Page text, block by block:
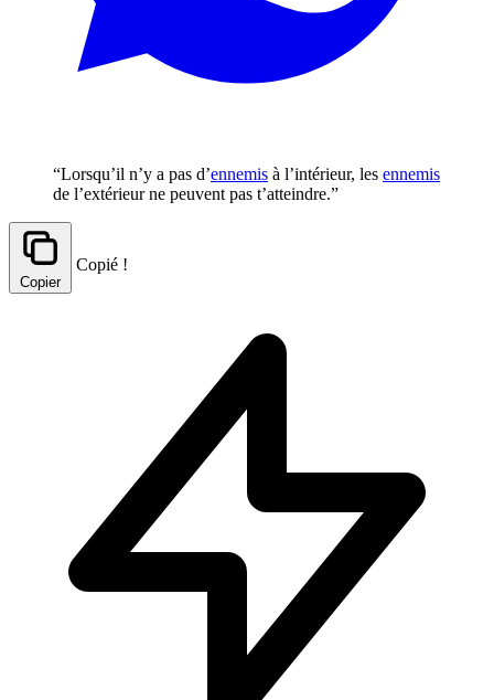
“Lorsqu’il n’y a pas d’ennemis à l’intérieur, les ennemis
de l’extérieur ne peuvent pas t’atteindre.”
Copier
Copié !